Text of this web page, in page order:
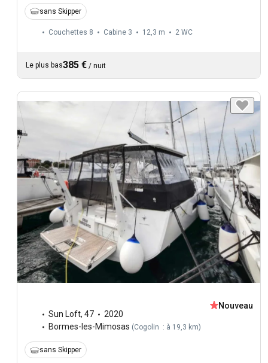
sans Skipper
Couchettes 8 Cabine 3 12,3 m 2 WC
Le plus bas385 € / nuit
Sun Loft, 47
2020
Bormes-les-Mimosas (Cogolin : à 19,3 km)
Nouveau
sans Skipper